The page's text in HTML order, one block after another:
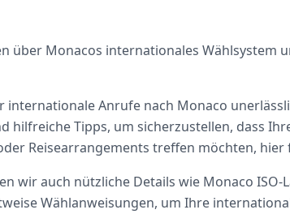
über Monacos internationales Wählsystem
internationale Anrufe nach Monaco
hilfreiche Tipps, um sicherzustellen, dass
Reisearrangements treffen möchten,
wir auch nützliche Details wie Monaco ISO-
Wählanweisungen, um Ihre